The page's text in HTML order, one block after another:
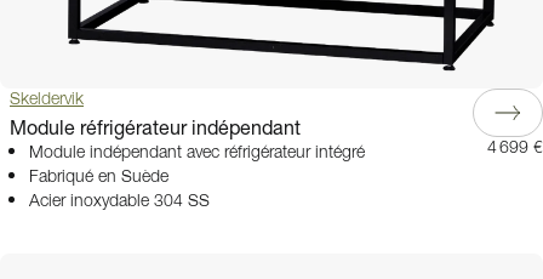
Skeldervik
Module réfrigérateur indépendant
Module indépendant avec réfrigérateur intégré
Fabriqué en Suède
Acier inoxydable 304 SS
4 699 €